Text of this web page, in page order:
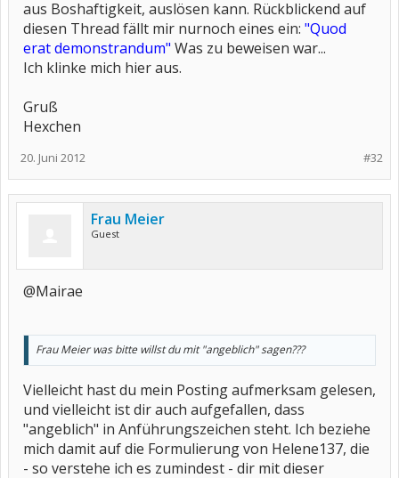
aus Boshaftigkeit, auslösen kann. Rückblickend auf
diesen Thread fällt mir nurnoch eines ein: "Quod
erat demonstrandum" Was zu beweisen war...
Ich klinke mich hier aus.
Gruß
Hexchen
#32
20. Juni 2012
Frau Meier
Guest
@Mairae
Frau Meier was bitte willst du mit "angeblich" sagen???
Vielleicht hast du mein Posting aufmerksam gelesen,
und vielleicht ist dir auch aufgefallen, dass
"angeblich" in Anführungszeichen steht. Ich beziehe
mich damit auf die Formulierung von Helene137, die
- so verstehe ich es zumindest - dir mit dieser